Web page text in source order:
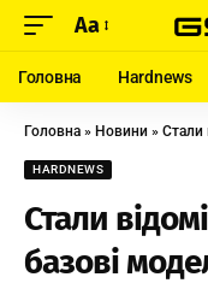
Aa
Головна Hardnews
Головна » Новини » Стали
HARDNEWS
Стали
базові